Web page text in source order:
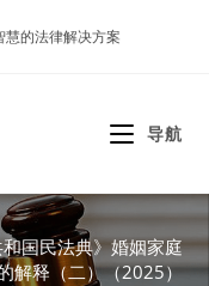
的法律解决方案
导航
国民法典》婚姻家庭
解释（二）（2025）